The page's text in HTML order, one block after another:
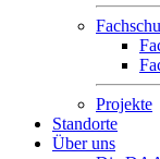
Projekte
Standorte
Über uns